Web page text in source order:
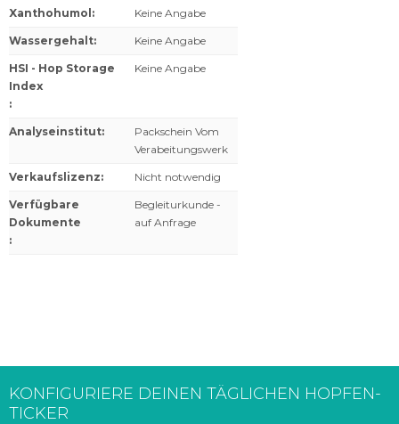
Xanthohumol : Keine Angabe
Wassergehalt: Keine Angabe
HSI - Hop Storage
Index
:
Keine Angabe
Analyseinstitut:
Packschein Vom
Verabeitungswerk
Verkaufslizenz: Nicht notwendig
Verfügbare
Dokumente
:
Begleiturkunde -
auf Anfrage
KONFIGURIERE DEINEN TÄGLICHEN HOPFEN-
TICKER